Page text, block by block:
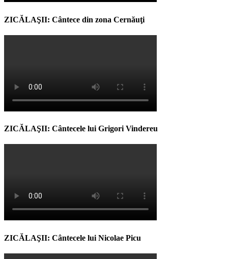
ZICĂLAŞII: Cântece din zona Cernăuţi
ZICĂLAŞII: Cântecele lui Grigori Vindereu
ZICĂLAŞII: Cântecele lui Nicolae Picu